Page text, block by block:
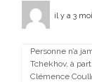
il y a 3
Personne n’a
Tchekhov, à
Clémence